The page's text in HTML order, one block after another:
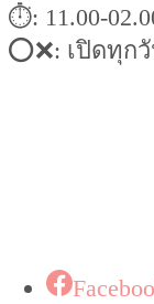
⏱: 11.00-
⭕️❌: เปิดทุก